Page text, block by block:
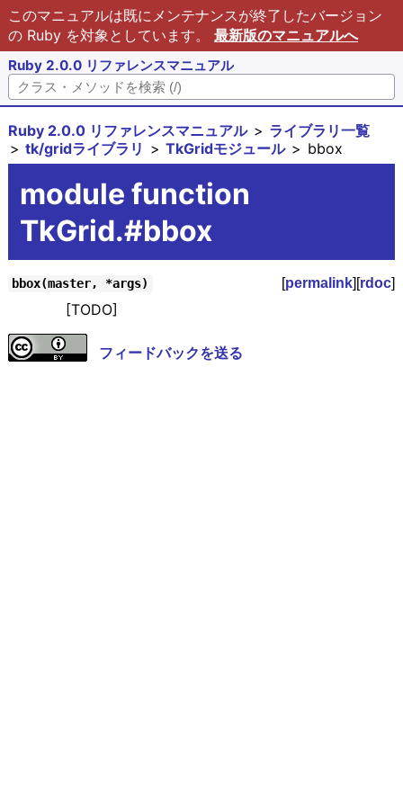
このマニュアルは既にメンテナンスが終了したバージョン
の Ruby を対象としています。 最新版のマニュアルへ
Ruby 2.0.0 リファレンスマニュアル
Ruby 2.0.0 リファレンスマニュアル
ライブラリ一覧
tk/gridライブラリ
TkGridモジュール bbox
module function
TkGrid.#bbox
bbox(master, *args) [permalink][rdoc]
[TODO]
フィードバックを送る